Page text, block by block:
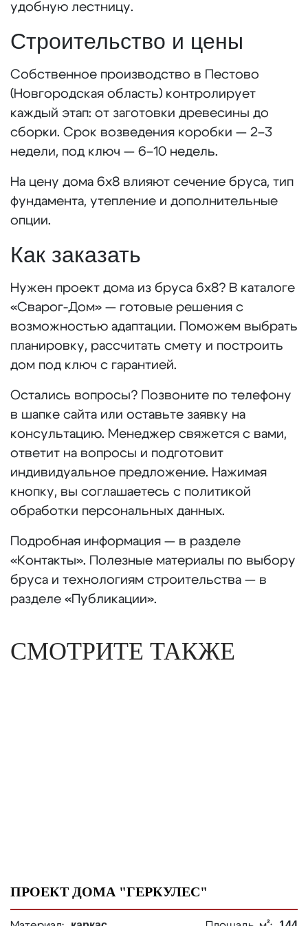
удобную лестницу.
Строительство и цены
Собственное производство в Пестово
(Новгородская область) контролирует
каждый этап: от заготовки древесины до
сборки. Срок возведения коробки — 2–3
недели, под ключ — 6–10 недель.
На цену дома 6х8 влияют сечение бруса, тип
фундамента, утепление и дополнительные
опции.
Как заказать
Нужен проект дома из бруса 6х8? В каталоге
«Сварог-Дом» — готовые решения с
возможностью адаптации. Поможем выбрать
планировку, рассчитать смету и построить
дом под ключ с гарантией.
Остались вопросы? Позвоните по телефону
в шапке сайта или оставьте заявку на
консультацию. Менеджер свяжется с вами,
ответит на вопросы и подготовит
индивидуальное предложение. Нажимая
кнопку, вы соглашаетесь с политикой
обработки персональных данных.
Подробная информация — в разделе
«Контакты». Полезные материалы по выбору
бруса и технологиям строительства — в
разделе «Публикации».
СМОТРИТЕ ТАКЖЕ
ПРОЕКТ ДОМА "ГЕРКУЛЕС"